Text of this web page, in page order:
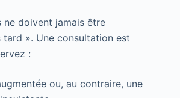
ne doivent jamais être
tard ». Une consultation est
:
ou, au contraire, une